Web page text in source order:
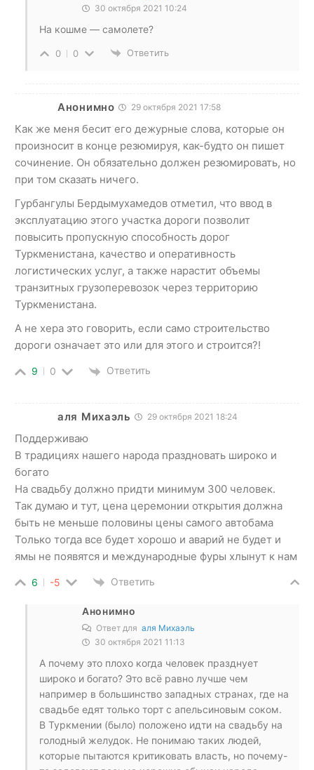
30 октября 2021 10:24
На кошме — самолете?
0 0 Ответить
Анонимно 29 октября 2021 17:58
Как же меня бесит его дежурные слова, которые он
произносит в конце резюмируя, как-будто он пишет
сочинение. Он обязательно должен резюмировать, но
при том сказать ничего.
Гурбангулы Бердымухамедов отметил, что ввод в
эксплуатацию этого участка дороги позволит
повысить пропускную способность дорог
Туркменистана, качество и оперативность
логистических услуг, а также нарастит объемы
транзитных грузоперевозок через территорию
Туркменистана.
А не хера это говорить, если само строительство
дороги означает это или для этого и строится?!
9 0 Ответить
аля Михаэль 29 октября 2021 18:24
Поддерживаю
В традициях нашего народа праздновать широко и
богато
На свадьбу должно придти минимум 300 человек.
Так думаю и тут, цена церемонии открытия должна
быть не меньше половины цены самого автобама
Только тогда все будет хорошо и аварий не будет и
ямы не появятся и международные фуры хлынут к нам
6 -5 Ответить
Анонимно
Ответ для аля Михаэль
30 октября 2021 11:13
А почему это плохо когда человек празднует
широко и богато? Это всё равно лучше чем
например в большинство западных странах, где на
свадьбе едят только торт с апельсиновым соком.
В Туркмении (было) положено идти на свадьбу на
голодный желудок. Не понимаю таких людей,
которые пытаются критиковать власть, но почему-